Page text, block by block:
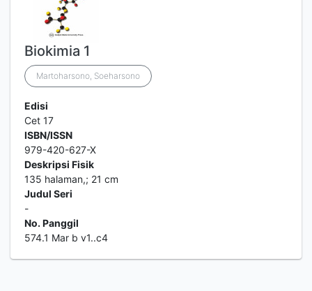
Biokimia 1
Martoharsono, Soeharsono
Edisi
Cet 17
ISBN/ISSN
979-420-627-X
Deskripsi Fisik
135 halaman,; 21 cm
Judul Seri
-
No. Panggil
574.1 Mar b v1..c4